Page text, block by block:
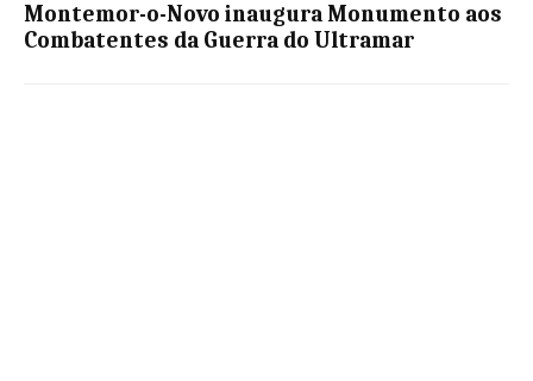
Montemor-o-Novo inaugura Monumento aos
Combatentes da Guerra do Ultramar